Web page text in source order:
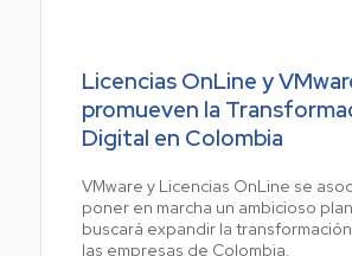
Licencias OnLine y
promueven la
Digital en Colombia
VMware y Licencias OnLine se
poner en marcha un ambicioso
buscará expandir la
las empresas de Colombia.